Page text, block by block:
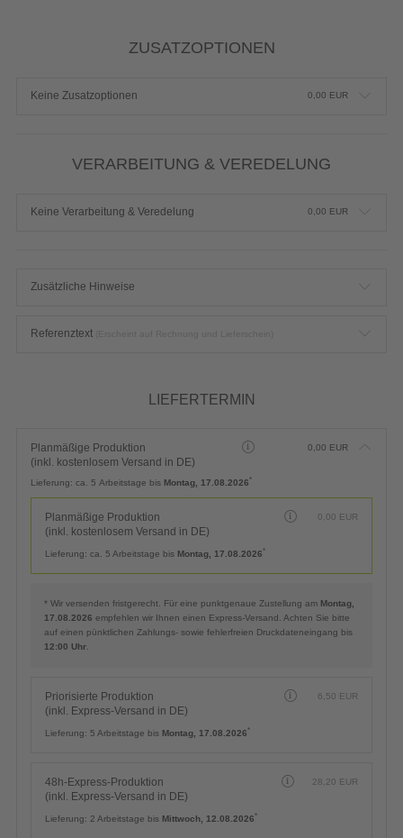
ZUSATZOPTIONEN
Keine Zusatzoptionen 0,00 EUR
VERARBEITUNG & VEREDELUNG
Keine Verarbeitung & Veredelung 0,00 EUR
Zusätzliche Hinweise
Referenztext
LIEFERTERMIN
Planmäßige Produktion
(inkl. kostenlosem Versand in DE)
0,00 EUR
Lieferung: ca. 5 Arbeitstage bis Montag, 17.08.2026*
Planmäßige Produktion
(inkl. kostenlosem Versand in DE)
0,00 EUR
Lieferung: ca. 5 Arbeitstage bis Montag, 17.08.2026*
* Wir versenden fristgerecht. Für eine punktgenaue Zustellung am Montag,
17.08.2026 empfehlen wir Ihnen einen Express-Versand. Achten Sie bitte
auf einen pünktlichen Zahlungs- sowie fehlerfreien Druckdateneingang bis
12:00 Uhr
Priorisierte Produktion
(inkl. Express-Versand in DE)
6,50 EUR
Lieferung: 5 Arbeitstage bis Montag, 17.08.2026*
48h-Express-Produktion
(inkl. Express-Versand in DE)
28,20 EUR
Lieferung: 2 Arbeitstage bis Mittwoch, 12.08.2026*